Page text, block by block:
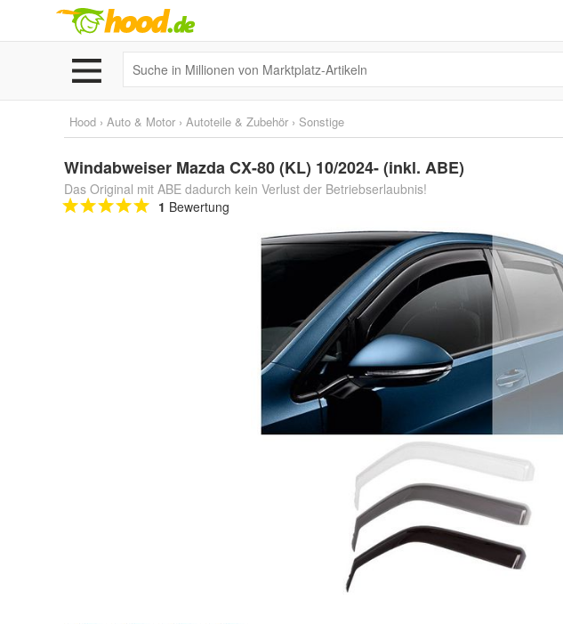
Hood › Auto & Motor › Autoteile & Zubehör › Sonstige
Windabweiser Mazda CX-80 (KL) 10/2024- (inkl. ABE)
Das Original mit ABE dadurch kein Verlust der Betriebserlaubnis!
1 Bewertung